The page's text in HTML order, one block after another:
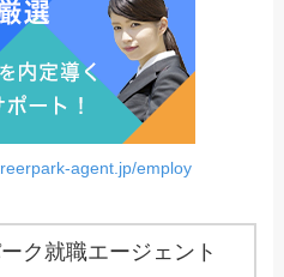
agent.jp/employ
ク就職エージェント